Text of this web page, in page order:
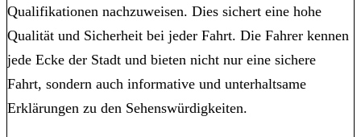
Qualifikationen nachzuweisen. Dies sichert eine hohe
Qualität und Sicherheit bei jeder Fahrt. Die Fahrer kennen
jede Ecke der Stadt und bieten nicht nur eine sichere
Fahrt, sondern auch informative und unterhaltsame
Erklärungen zu den Sehenswürdigkeiten.